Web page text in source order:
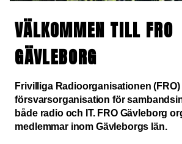
VÄLKOMMEN TILL FRO
GÄVLEBORG
Frivilliga Radioorganisationen
försvarsorganisation för
både radio och IT. FRO Gävleborg
medlemmar inom Gävleborgs län.